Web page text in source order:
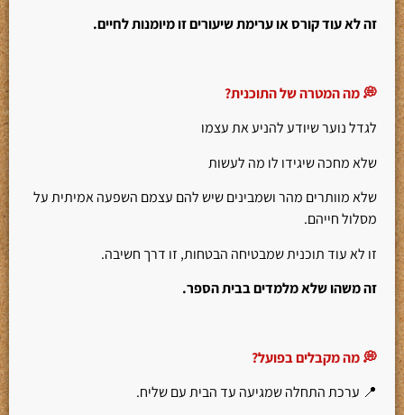
זה לא עוד קורס או ערימת שיעורים זו מיומנות לחיים.
💭 מה המטרה של התוכנית?
לגדל נוער שיודע להניע את עצמו
שלא מחכה שיגידו לו מה לעשות
שלא מוותרים מהר ושמבינים שיש להם עצמם השפעה אמיתית על
מסלול חייהם.
זו לא עוד תוכנית שמבטיחה הבטחות, זו דרך חשיבה.
זה משהו שלא מלמדים בבית הספר.
💭 מה מקבלים בפועל?
📍 ערכת התחלה שמגיעה עד הבית עם שליח.